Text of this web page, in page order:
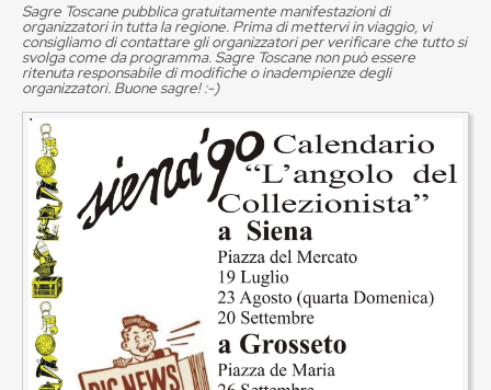
Sagre Toscane pubblica gratuitamente manifestazioni di
organizzatori in tutta la regione. Prima di mettervi in viaggio, vi
consigliamo di contattare gli organizzatori per verificare che tutto si
svolga come da programma. Sagre Toscane non può essere
ritenuta responsabile di modifiche o inadempienze degli
organizzatori. Buone sagre! :-)